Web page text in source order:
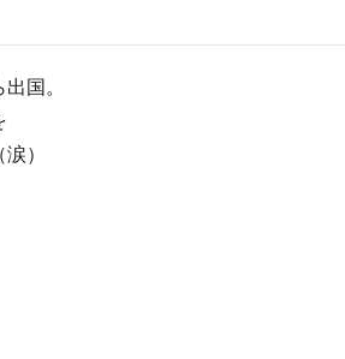
国。
）